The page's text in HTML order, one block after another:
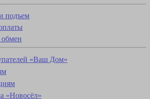
подъем
обмен
«Ваш Дом»
«Новосёл»